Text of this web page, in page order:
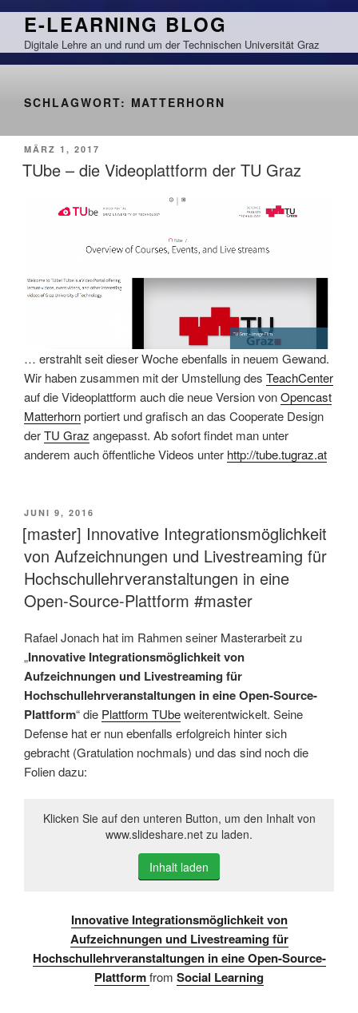
Zum
springen
E-LEARNING BLOG
Digitale Lehre an und rund um der Technischen Universität Graz
SCHLAGWORT: MATTERHORN
VERÖFFENTLICHT
AM
MÄRZ 1, 2017
TUbe – die Videoplattform der TU Graz
… erstrahlt seit dieser Woche ebenfalls in neuem Gewand.
Wir haben zusammen mit der Umstellung des TeachCenter
auf die Videoplattform auch die neue Version vonOpencast
Matterhornportiert und grafisch an das Cooperate Design
derTU Graz angepasst. Ab sofort findet man unter
anderem auch öffentliche Videos unter http://tube.tugraz.at
VERÖFFENTLICHT
AM
JUNI 9, 2016
[master] Innovative Integrationsmöglichkeit
von Aufzeichnungen und Livestreaming für
Hochschullehrveranstaltungen in eine
Open-Source-Plattform #master
Rafael Jonach hat im Rahmen seiner Masterarbeit zu
„Innovative Integrationsmöglichkeit von
Aufzeichnungen und Livestreaming für
Hochschullehrveranstaltungen in eine Open-Source-
Plattform“ die Plattform TUbeweiterentwickelt. Seine
Defense hat er nun ebenfalls erfolgreich hinter sich
gebracht (Gratulation nochmals) und das sind noch die
Folien dazu:
Klicken Sie auf den unteren Button, um den Inhalt von
www.slideshare.net zu laden.
Inhalt laden
Innovative Integrationsmöglichkeit von
Aufzeichnungen und Livestreaming für
Hochschullehrveranstaltungen in eine Open-Source-
Plattformfrom Social Learning